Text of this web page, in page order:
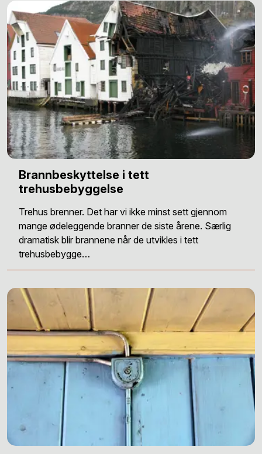
Brannbeskyttelse i tett
trehusbebyggelse
Trehus brenner. Det har vi ikke minst sett gjennom
mange ødeleggende branner de siste årene. Særlig
dramatisk blir brannene når de utvikles i tett
trehusbebygge…